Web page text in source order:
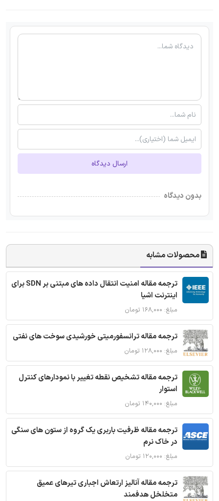
ارسال دیدگاه
بدون دیدگاه
محصولات مشابه
ترجمه مقاله امنیت انتقال داده های مبتنی بر SDN برای
اینترنت اشیا
مبلغ: ۱۶۸,۰۰۰ تومان
ترجمه مقاله ترانسفورمیتی خورشیدی سوخت های نفتی
مبلغ: ۱۲۸,۰۰۰ تومان
ترجمه مقاله تشخیص نقطه تغییر با نمودارهای کنترل
استوار
مبلغ: ۱۴۰,۰۰۰ تومان
ترجمه مقاله ظرفیت باربری یک گروه از ستون های سنگی
در خاک نرم
مبلغ: ۱۲۰,۰۰۰ تومان
ترجمه مقاله آنالیز ارتعاش اجباری تیرهای عمیق
متخلخل هدفمند